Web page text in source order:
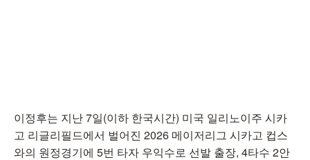
이정후는 지난 7일(이하 한국시간) 미국 일리노이주 시카
고 리글리필드에서 벌어진 2026 메이저리그 시카고 컵스
와의 원정경기에 5번 타자 우익수로 선발 출장, 4타수 2안